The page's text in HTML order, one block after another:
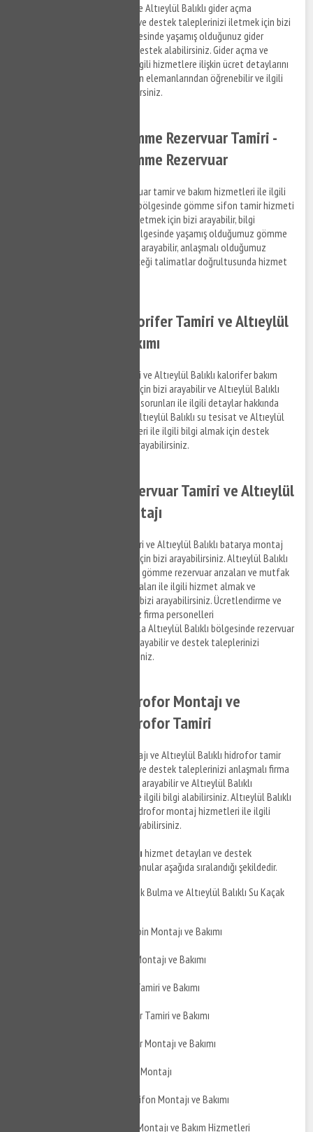
Altıeylül Balıklı lavabo açma ve Altıeylül Balıklı gider açma
hizmetleri ile ilgili bilgi almak ve destek taleplerinizi iletmek için bizi
arayabilir, Altıeylül Balıklı bölgesinde yaşamış olduğunuz gider
tıkanıklık problemleri ile ilgili destek alabilirsiniz. Gider açma ve
tıkanıklık açma hizmetleri ve ilgili hizmetlere ilişkin ücret detaylarını
anlaşmalı olduğumuz firmaların elemanlarından öğrenebilir ve ilgili
hizmetler hakkında bilgi alabilirsiniz.
Altıeylül Balıklı Gömme Rezervuar Tamiri -
Altıeylül Balıklı Gömme Rezervuar
Altıeylül Balıklı gömme rezervuar tamir ve bakım hizmetleri ile ilgili
bilgi almak ve Altıeylül Balıklı bölgesinde gömme sifon tamir hizmeti
hakkında destek taleplerinizi iletmek için bizi arayabilir, bilgi
alabilirsiniz. Altıeylül Balıklı bölgesinde yaşamış olduğumuz gömme
rezervuar sorunları ile ilgili bizi arayabilir, anlaşmalı olduğumuz
firmaların personellerinin vereceği talimatlar doğrultusunda hizmet
Altıeylül Balıklı Kalorifer Tamiri ve Altıeylül
Balıklı Kalorifer Bakımı
Altıeylül Balıklı kalorifer tamiri ve Altıeylül Balıklı kalorifer bakım
hizmetleri ile ilgili bilgi almak için bizi arayabilir ve Altıeylül Balıklı
bölgesinde yaşadığınız tesisat sorunları ile ilgili detaylar hakkında
bizimle iletişim kurabilirsiniz. Altıeylül Balıklı su tesisat ve Altıeylül
Balıklı kalorifer tamiri hizmetleri ile ilgili bilgi almak için destek
taleplerinizi iletmek için bizi arayabilirsiniz.
Altıeylül Balıklı Rezervuar Tamiri ve Altıeylül
Balıklı Batarya Montajı
Altıeylül Balıklı rezervuar tamiri ve Altıeylül Balıklı batarya montaj
hizmetleri ile ilgili bilgi almak için bizi arayabilirsiniz. Altıeylül Balıklı
bölgesinde yaşamış olduğunuz gömme rezervuar arızaları ve mutfak
bataryası, banyo bataryası arızaları ile ilgili hizmet almak ve
detaylara erişim sağlamak için bizi arayabilirsiniz. Ücretlendirme ve
detayları anlaşmalı olduğumuz firma personelleri
gerçekleştirmektedir. Dolayısıyla Altıeylül Balıklı bölgesinde rezervuar
tamir desteği almak için bizi arayabilir ve destek taleplerinizi
anlaşmalı kurumlara iletebilirsiniz.
Altıeylül Balıklı Hidrofor Montajı ve
Altıeylül Balıklı Hidrofor Tamiri
Altıeylül Balıklı hidrofor montajı ve Altıeylül Balıklı hidrofor tamir
hizmetleri ile ilgili bilgi almak ve destek taleplerinizi anlaşmalı firma
personellerine iletmek için bizi arayabilir ve Altıeylül Balıklı
bölgesinde su tesisat tamiri ile ilgili bilgi alabilirsiniz. Altıeylül Balıklı
hidrofor tamir hizmetleri ve hidrofor montaj hizmetleri ile ilgili
detaylı bilgi almak için bizi arayabilirsiniz.
Altıeylül Balıklı su tesisatçısı hizmet detayları ve destek
taleplerinizi iletebileceğiniz konular aşağıda sıralandığı şekildedir.
Altıeylül Balıklı Su Kaçak Bulma ve Altıeylül Balıklı Su Kaçak
Altıeylül Balıklı Duşakabin Montajı ve Bakımı
Altıeylül Balıklı Jakuzi Montajı ve Bakımı
Altıeylül Balıklı Jakuzi Tamiri ve Bakımı
Altıeylül Balıklı Hidrofor Tamiri ve Bakımı
Altıeylül Balıklı Hidrofor Montajı ve Bakımı
Altıeylül Balıklı Şofben Montajı
Altıeylül Balıklı Termosifon Montajı ve Bakımı
Altıeylül Balıklı Boyler Montajı ve Bakım Hizmetleri